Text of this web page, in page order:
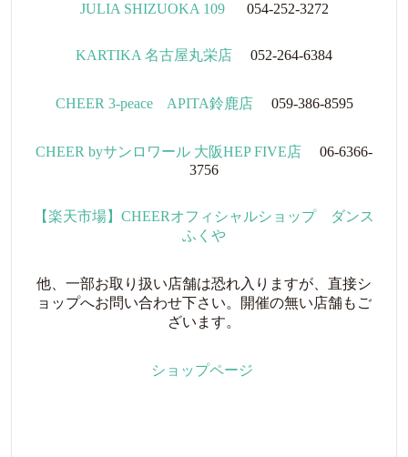
JULIA SHIZUOKA 109 054-252-3272
KARTIKA 名古屋丸栄店 052-264-6384
CHEER 3-peace APITA鈴鹿店 059-386-8595
CHEER byサンロワール 大阪HEP FIVE店
06-6366-
3756
【楽天市場】CHEERオフィシャルショップ ダンス
ふくや
他、一部お取り扱い店舗は恐れ入りますが、直接シ
ョップへお問い合わせ下さい。開催の無い店舗もご
ざいます。
ショップページ